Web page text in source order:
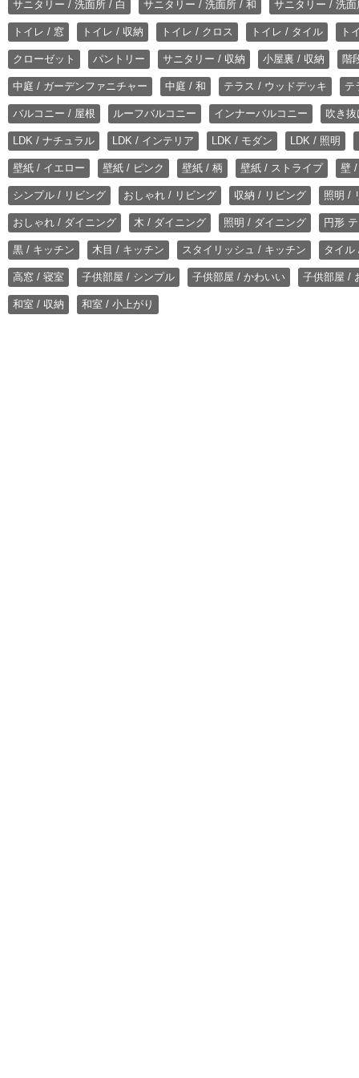
サニタリー / 洗面所 / 白 サニタリー / 洗面所 / 和 サニタリー / 洗
トイレ / 窓 トイレ / 収納 トイレ / クロス トイレ / タイル ト
クローゼット パントリー サニタリー / 収納 小屋裏 / 収納 階
中庭 / ガーデンファニチャー 中庭 / 和 テラス / ウッドデッキ テ
バルコニー / 屋根 ルーフバルコニー インナーバルコニー 吹き
LDK / ナチュラル LDK / インテリア LDK / モダン LDK / 照明
壁紙 / イエロー 壁紙 / ピンク 壁紙 / 柄 壁紙 / ストライプ 壁
シンプル / リビング おしゃれ / リビング 収納 / リビング 照明 /
おしゃれ / ダイニング 木 / ダイニング 照明 / ダイニング 円形
黒 / キッチン 木目 / キッチン スタイリッシュ / キッチン タイル
高窓 / 寝室 子供部屋 / シンプル 子供部屋 / かわいい 子供部屋 /
和室 / 収納 和室 / 小上がり